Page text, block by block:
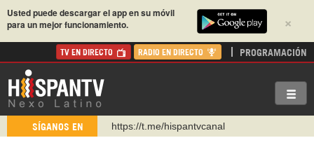
×
Usted puede descargar el app en su móvil
para un mejor funcionamiento.
TV EN DIRECTO RADIO EN DIRECTO PROGRAMACIÓN
SÍGANOS EN
https://t.me/hispantvcanal